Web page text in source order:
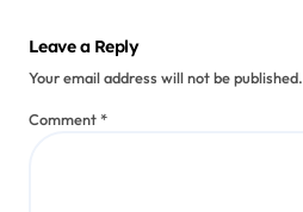
Leave a Reply
Your email address will not be published.
Comment*